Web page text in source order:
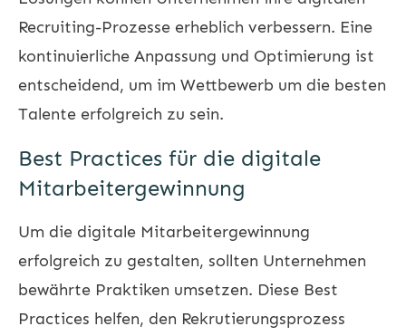
Recruiting-Prozesse erheblich verbessern. Eine
kontinuierliche Anpassung und Optimierung ist
entscheidend, um im Wettbewerb um die besten
Talente erfolgreich zu sein.
Best Practices für die digitale
Mitarbeitergewinnung
Um die digitale Mitarbeitergewinnung
erfolgreich zu gestalten, sollten Unternehmen
bewährte Praktiken umsetzen. Diese Best
Practices helfen, den Rekrutierungsprozess